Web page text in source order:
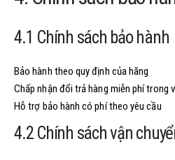
4.1 Chính sách bảo hành
Bảo hành theo quy định của hãng
Chấp nhận đổi trả hàng miễn phí trong
Hỗ trợ bảo hành có phí theo yêu cầu
4.2 Chính sách vận